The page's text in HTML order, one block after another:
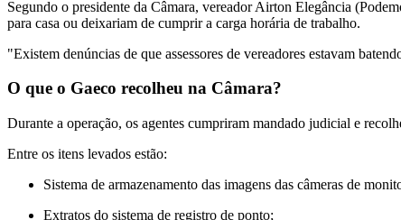
Segundo o presidente da Câmara, vereador Airton Elegância
para casa ou deixariam de cumprir a carga horária de trabalho.
"Existem denúncias de que assessores de vereadores estavam
O que o Gaeco recolheu na Câmara?
Durante a operação, os agentes cumpriram mandado judicial e
Entre os itens levados estão:
Sistema de armazenamento das imagens das câmeras de
Extratos do sistema de registro de ponto;